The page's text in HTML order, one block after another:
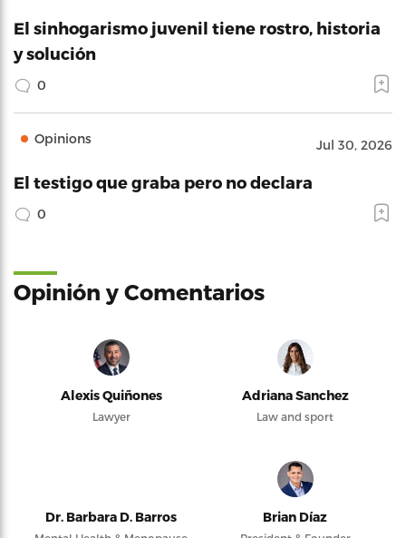
El sinhogarismo juvenil tiene rostro, historia
y solución
0
Opinions Jul 30, 2026
El testigo que graba pero no declara
0
Opinión y Comentarios
Alexis Quiñones
Lawyer
Adriana Sanchez
Law and sport
Dr. Barbara D. Barros Brian Díaz